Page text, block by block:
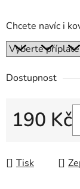
Chcete navíc i
Dostupnost
190 Kč
Tisk